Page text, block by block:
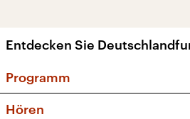
Entdecken Sie
Programm
Hören